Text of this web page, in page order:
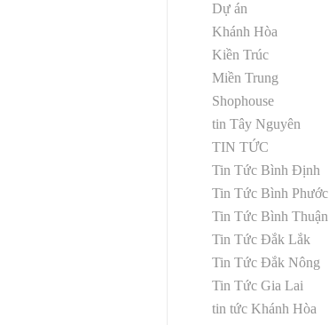
Dự án
Khánh Hòa
Kiền Trúc
Miền Trung
Shophouse
tin Tây Nguyên
TIN TỨC
Tin Tức Bình Định
Tin Tức Bình Phước
Tin Tức Bình Thuận
Tin Tức Đắk Lắk
Tin Tức Đắk Nông
Tin Tức Gia Lai
tin tức Khánh Hòa